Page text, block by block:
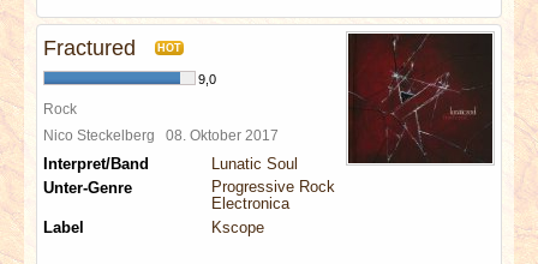
Fractured HOT
9,0
Rock
Nico Steckelberg 08. Oktober 2017
Interpret/Band
Lunatic Soul
Unter-Genre
Progressive Rock
Electronica
Label
Kscope